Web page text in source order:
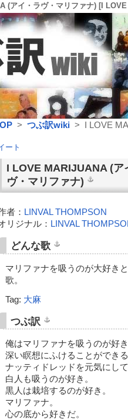
(アイ・ラヴ・マリファナ) [I
> つぶ訳wiki > I LOVE
ート
I LOVE MARIJUANA(ア
ヴ・マリファナ)
者： LINVAL THOMPSON
リジナル： LINVAL
どんな歌
マリファナを吸うのが大好き
歌。
Tag: 大麻
つぶ訳
俺はマリファナを吸うのが好
深い瞑想にふけることができ
ナッティドレッドを元気にし
白人も吸うのが好き。
黒人は栽培するのが好き。
マリファナ。
心の底から好きだ。